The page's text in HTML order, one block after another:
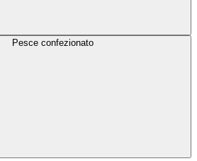
Pesce confezionato